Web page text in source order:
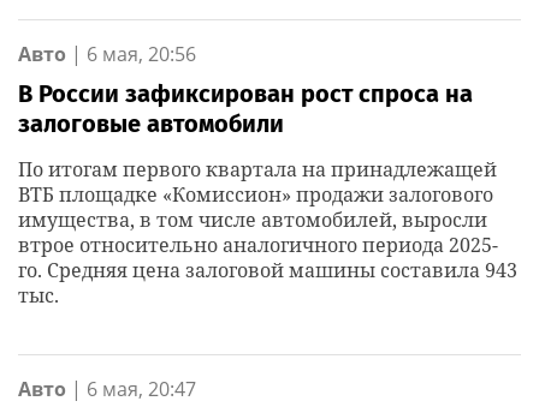
Авто | 6 мая, 20:56
В России зафиксирован рост спроса на
залоговые автомобили
По итогам первого квартала на принадлежащей
ВТБ площадке «Комиссион» продажи залогового
имущества, в том числе автомобилей, выросли
втрое относительно аналогичного периода 2025-
го. Средняя цена залоговой машины составила 943
тыс.
Авто | 6 мая, 20:47